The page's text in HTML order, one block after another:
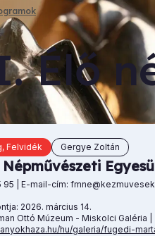
Élő
Felvidék Gergye Zoltán
| E-mail-cím:
2026. március 14.
Ottó Múzeum - Miskolci Galéria |
hu/galeria/fugedi-